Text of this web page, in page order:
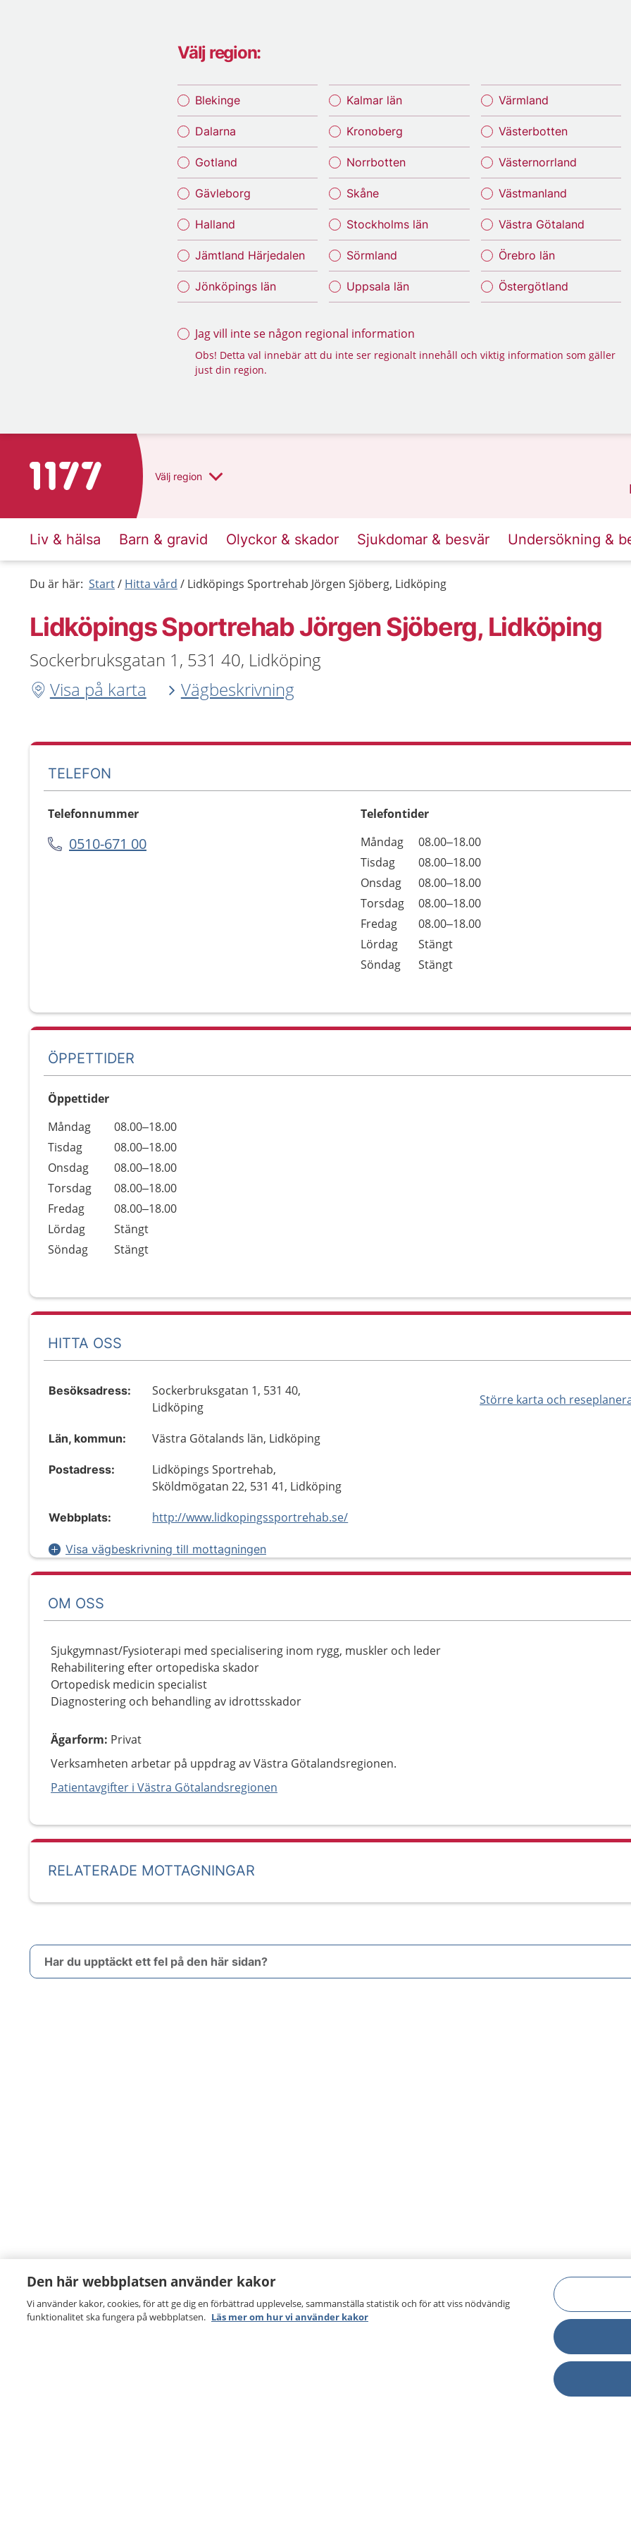
Välj region:
Blekinge
Dalarna
Gotland
Gävleborg
Halland
Jämtland Härjedalen
Jönköpings län
Kalmar län
Kronoberg
Norrbotten
Skåne
Stockholms län
Sörmland
Uppsala län
Värmland
Västerbotten
Västernorrland
Västmanland
Västra Götaland
Örebro län
Östergötland
Jag vill inte se någon regional information
Obs! Detta val innebär att du inte ser regionalt innehåll och viktig information som gäller
just din region.
Till startsidan för 1177 Välj region
Liv & hälsa Barn & gravid Olyckor & skador Sjukdomar & besvär Undersökning &
Du är här: Start Hitta vård Lidköpings Sportrehab Jörgen Sjöberg, Lidköping
Lidköpings Sportrehab Jörgen Sjöberg, Lidköping
Sockerbruksgatan 1, 531 40, Lidköping
Visa på karta
Vägbeskrivning
TELEFON
Telefonnummer
0510-671 00
Telefontider
Dag
Öppettider
Kommentarer
Måndag
08.00–18.00
Tisdag
08.00–18.00
Onsdag
08.00–18.00
Torsdag
08.00–18.00
Fredag
08.00–18.00
Lördag
Stängt
Söndag
Stängt
ÖPPETTIDER
Öppettider
Dag
Öppettider
Kommentarer
Måndag
08.00–18.00
Tisdag
08.00–18.00
Onsdag
08.00–18.00
Torsdag
08.00–18.00
Fredag
08.00–18.00
Lördag
Stängt
Söndag
Stängt
HITTA OSS
Större karta och
Besöksadress:
Sockerbruksgatan 1, 531 40,
Lidköping
Län, kommun: Västra Götalands län, Lidköping
Postadress:
Lidköpings Sportrehab,
Sköldmögatan 22, 531 41, Lidköping
Webbplats: http://www.lidkopingssportrehab.se/
Visa vägbeskrivning till mottagningen
OM OSS
Sjukgymnast/Fysioterapi med specialisering inom rygg, muskler och leder
Rehabilitering efter ortopediska skador
Ortopedisk medicin specialist
Diagnostering och behandling av idrottsskador
Ägarform: Privat
Verksamheten arbetar på uppdrag av Västra Götalandsregionen.
Patientavgifter i Västra Götalandsregionen
RELATERADE MOTTAGNINGAR
Har du upptäckt ett fel på den här sidan?
Den här webbplatsen använder kakor
Vi använder kakor, cookies, för att ge dig en förbättrad upplevelse, sammanställa statistik och för att viss nödvändig
funktionalitet ska fungera på webbplatsen. Läs mer om hur vi använder kakor